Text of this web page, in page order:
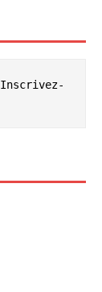
Inscrivez-